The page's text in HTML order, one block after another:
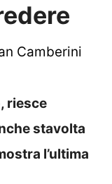
Camberini
riesce
stavolta
l’ultima